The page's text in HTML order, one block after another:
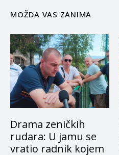
MOŽDA VAS ZANIMA
Drama zeničkih
rudara: U jamu se
vratio radnik kojem